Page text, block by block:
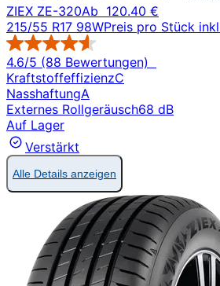
ZIEX ZE-320Ab 120.40 €
215/55 R17 98WPreis pro Stück
4.6/5 (88 Bewertungen)
KraftstoffeffizienzC
NasshaftungA
Externes Rollgeräusch68 dB
Auf Lager
Verstärkt
Alle Details anzeigen